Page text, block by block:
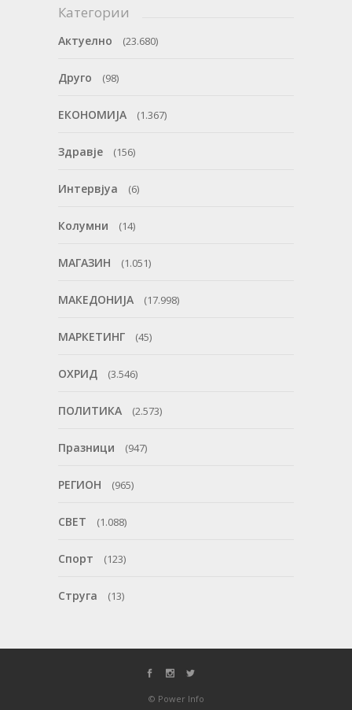
Категории
Актуелно (23.680)
Друго (98)
ЕКОНОМИЈА (1.367)
Здравје (156)
Интервјуа (6)
Колумни (14)
МАГАЗИН (1.051)
МАКЕДОНИЈА (17.998)
МАРКЕТИНГ (45)
ОХРИД (3.546)
ПОЛИТИКА (2.573)
Празници (947)
РЕГИОН (965)
СВЕТ (1.088)
Спорт (123)
Струга (13)
© Power Info